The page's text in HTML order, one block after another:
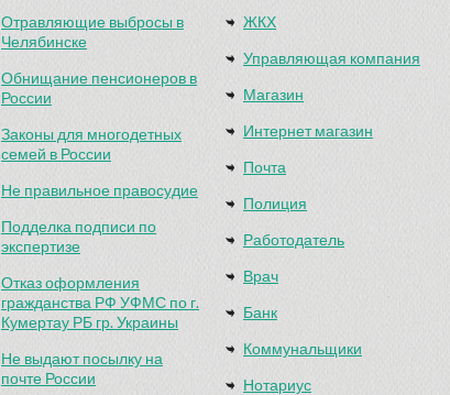
Отравляющие выбросы в
Челябинске
Обнищание пенсионеров в
России
Законы для многодетных
семей в России
Не правильное правосудие
Подделка подписи по
экспертизе
Отказ оформления
гражданства РФ УФМС по г.
Кумертау РБ гр. Украины
Не выдают посылку на
почте России
ЖКХ
Управляющая компания
Магазин
Интернет магазин
Почта
Полиция
Работодатель
Врач
Банк
Коммунальщики
Нотариус